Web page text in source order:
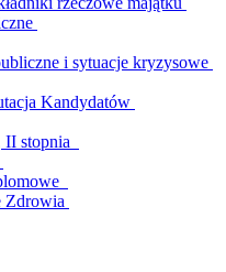
i sytuacje kryzysowe
Kandydatów
II stopnia
Zdrowia